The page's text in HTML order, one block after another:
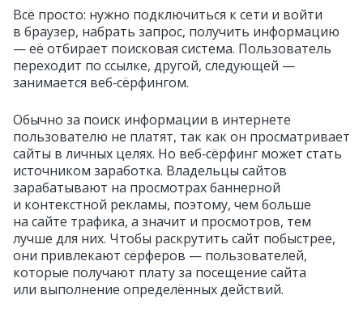
Всё просто: нужно подключиться к сети и войти
в браузер, набрать запрос, получить информацию
— её отбирает поисковая система. Пользователь
переходит по ссылке, другой, следующей —
занимается веб‑сёрфингом.
Обычно за поиск информации в интернете
пользователю не платят, так как он просматривает
сайты в личных целях. Но веб‑сёрфинг может стать
источником заработка. Владельцы сайтов
зарабатывают на просмотрах баннерной
и контекстной рекламы, поэтому, чем больше
на сайте трафика, а значит и просмотров, тем
лучше для них. Чтобы раскрутить сайт побыстрее,
они привлекают сёрферов — пользователей,
которые получают плату за посещение сайта
или выполнение определённых действий.